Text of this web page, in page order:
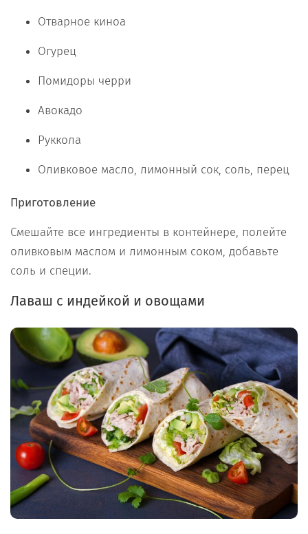
Отварное киноа
Огурец
Помидоры черри
Авокадо
Руккола
Оливковое масло, лимонный сок, соль, перец
Приготовление
Смешайте все ингредиенты в контейнере, полейте
оливковым маслом и лимонным соком, добавьте
соль и специи.
Лаваш с индейкой и овощами